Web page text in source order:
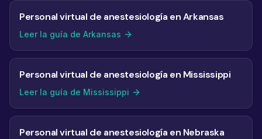
Personal virtual de anestesiología en Arkansas
Leer la guía de Arkansas
Personal virtual de anestesiología en Mississippi
Leer la guía de Mississippi
Personal virtual de anestesiología en Nebraska